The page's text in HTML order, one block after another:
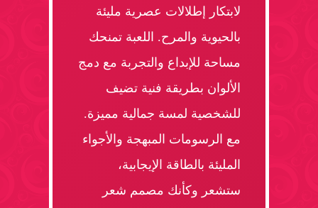
لابتكار إطلالات عصرية مليئة
بالحيوية والمرح. اللعبة تمنحك
مساحة للإبداع والتجربة مع دمج
الألوان بطريقة فنية تضيف
للشخصية لمسة جمالية مميزة.
مع الرسومات المبهجة والأجواء
المليئة بالطاقة الإيجابية،
ستشعر وكأنك مصمم شعر